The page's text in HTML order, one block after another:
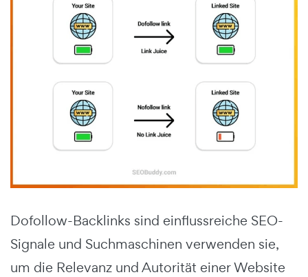
Dofollow-Backlinks sind einflussreiche SEO-
Signale und Suchmaschinen verwenden sie,
um die Relevanz und Autorität einer Website